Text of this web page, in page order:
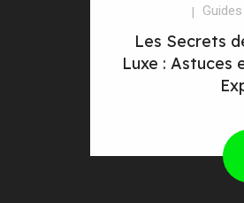
Les Secrets
Luxe : Astuces